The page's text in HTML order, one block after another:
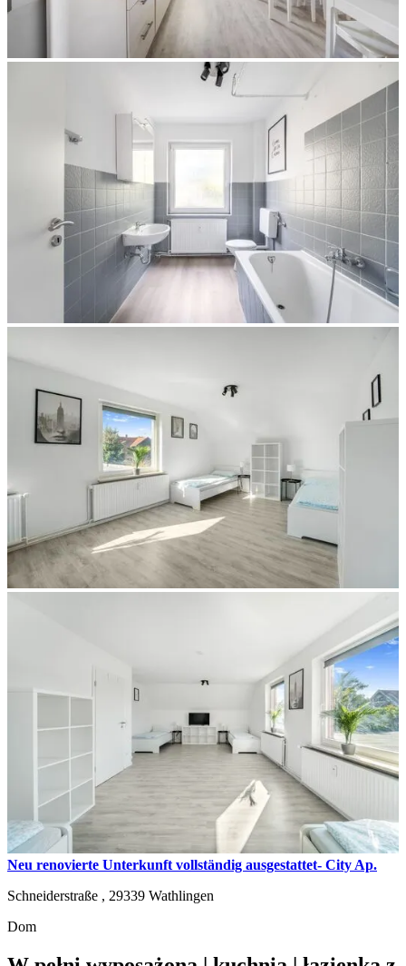
Neu renovierte Unterkunft vollständig ausgestattet- City Ap.
Schneiderstraße , 29339 Wathlingen
Dom